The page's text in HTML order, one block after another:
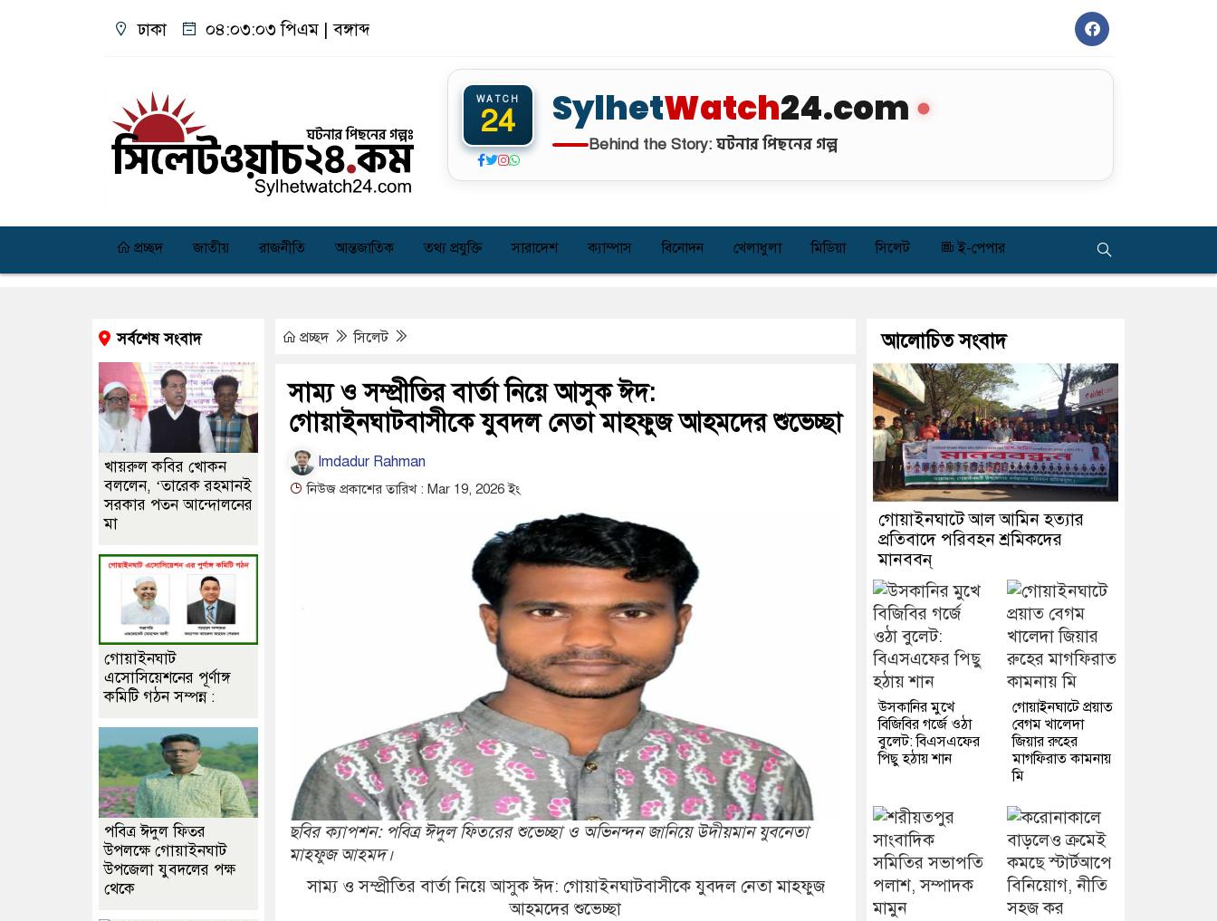
ঢাকা ০৪:০৩:০৪ পিএম| বঙ্গাব্দ
WATCH
24 SylhetWatch24.com
Behind the Story: ঘটনার পিছনের গল্প
প্রচ্ছদ জাতীয় রাজনীতি আন্তজাতিক তথ্য প্রযুক্তি সারাদেশ ক্যাম্পাস বিনোদন খেলাধুলা মিডিয়া সিলেট ই-পেপার
প্রচ্ছদ সিলেট
সাম্য ও সম্প্রীতির বার্তা নিয়ে আসুক ঈদ:
গোয়াইনঘাটবাসীকে যুবদল নেতা মাহফুজ আহমদের শুভেচ্ছা
Imdadur Rahman
নিউজ প্রকাশের তারিখ : Mar 19, 2026 ইং
ছবির ক্যাপশন: পবিত্র ঈদুল ফিতরের শুভেচ্ছা ও অভিনন্দন জানিয়ে উদীয়মান যুবনেতা
মাহফুজ আহমদ।
সাম্য ও সম্প্রীতির বার্তা নিয়ে আসুক ঈদ: গোয়াইনঘাটবাসীকে যুবদল নেতা মাহফুজ
আহমদের শুভেচ্ছা
সর্বশেষ সংবাদ
খায়রুল কবির খোকন
বললেন, ‘তারেক রহমানই
সরকার পতন আন্দোলনের
মা
গোয়াইনঘাট
এসোসিয়েশনের পূর্ণাঙ্গ
কমিটি গঠন সম্পন্ন :
পবিত্র ঈদুল ফিতর
উপলক্ষে গোয়াইনঘাট
উপজেলা যুবদলের পক্ষ
থেকে
আলোচিত সংবাদ
গোয়াইনঘাটে আল আমিন হত্যার
প্রতিবাদে পরিবহন শ্রমিকদের
মানববন্
উসকানির মুখে
বিজিবির গর্জে ওঠা
বুলেট: বিএসএফের
পিছু হঠায় শান
গোয়াইনঘাটে প্রয়াত
বেগম খালেদা
জিয়ার রুহের
মাগফিরাত কামনায়
মি